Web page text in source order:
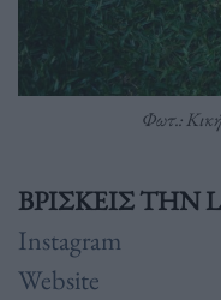
Φωτ.:
ΒΡΙΣΚΕΙΣ ΤΗΝ
Instagram
Website